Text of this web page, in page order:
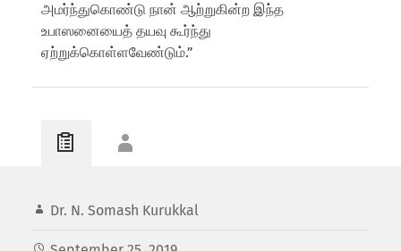
அமர்ந்துகொண்டு நான் ஆற்றுகின்ற இந்த
உபாஸனையைத் தயவு கூர்ந்து
ஏற்றுக்கொள்ளவேண்டும்.”
Dr. N. Somash Kurukkal